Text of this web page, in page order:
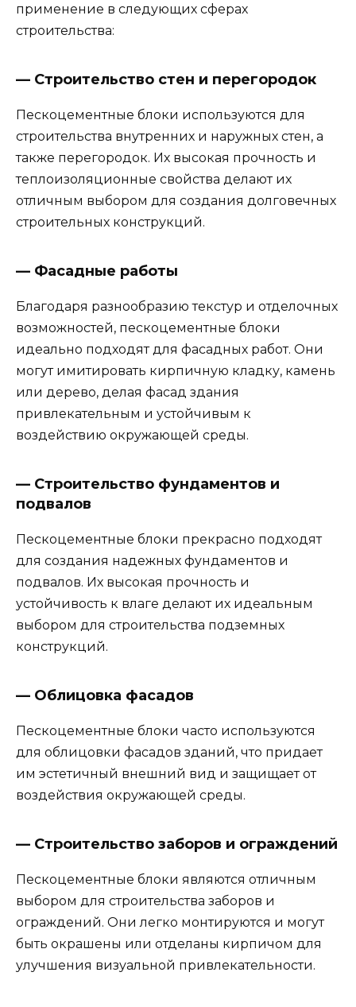
применение в следующих сферах
строительства:
— Строительство стен и перегородок
Пескоцементные блоки используются для
строительства внутренних и наружных стен, а
также перегородок. Их высокая прочность и
теплоизоляционные свойства делают их
отличным выбором для создания долговечных
строительных конструкций.
— Фасадные работы
Благодаря разнообразию текстур и отделочных
возможностей, пескоцементные блоки
идеально подходят для фасадных работ. Они
могут имитировать кирпичную кладку, камень
или дерево, делая фасад здания
привлекательным и устойчивым к
воздействию окружающей среды.
— Строительство фундаментов и
подвалов
Пескоцементные блоки прекрасно подходят
для создания надежных фундаментов и
подвалов. Их высокая прочность и
устойчивость к влаге делают их идеальным
выбором для строительства подземных
конструкций.
— Облицовка фасадов
Пескоцементные блоки часто используются
для облицовки фасадов зданий, что придает
им эстетичный внешний вид и защищает от
воздействия окружающей среды.
— Строительство заборов и ограждений
Пескоцементные блоки являются отличным
выбором для строительства заборов и
ограждений. Они легко монтируются и могут
быть окрашены или отделаны кирпичом для
улучшения визуальной привлекательности.